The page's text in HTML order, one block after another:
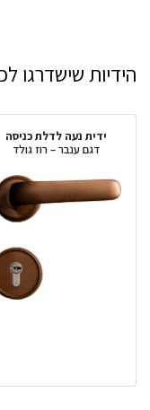
הידיות שישדרגו
ידית נעה לדלת כניסה
דגם ענבר – רוז גולד